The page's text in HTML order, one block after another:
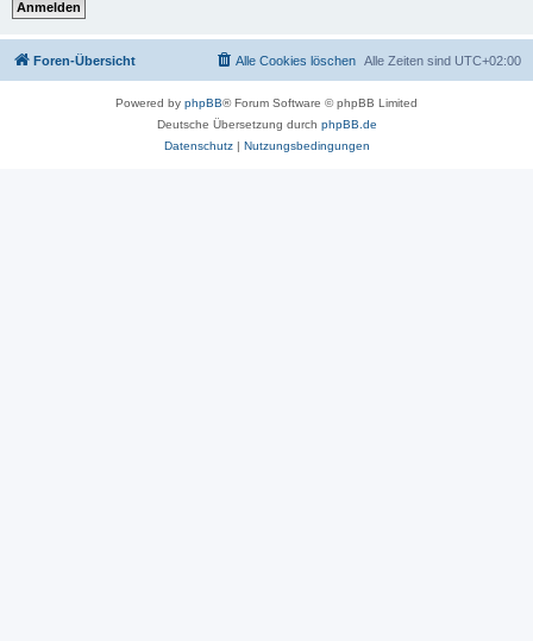
Foren-Übersicht Alle Zeiten sind UTC+02:00
Alle Cookies löschen
Powered by phpBB® Forum Software © phpBB Limited
Deutsche Übersetzung durch phpBB.de
Datenschutz| Nutzungsbedingungen